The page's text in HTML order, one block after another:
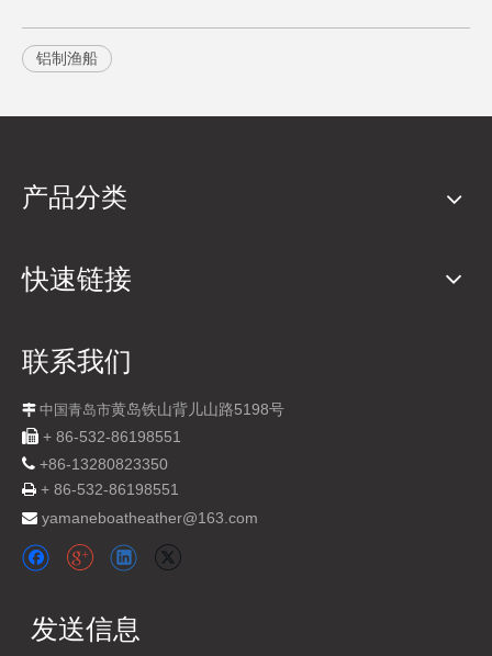
铝制渔船
产品分类
快速链接
联系我们
 中国青岛市黄岛铁山背儿山路5198号
 + 86-532-86198551
 +86-13280823350
 + 86-532-86198551
 yamaneboatheather@163.com
发送信息